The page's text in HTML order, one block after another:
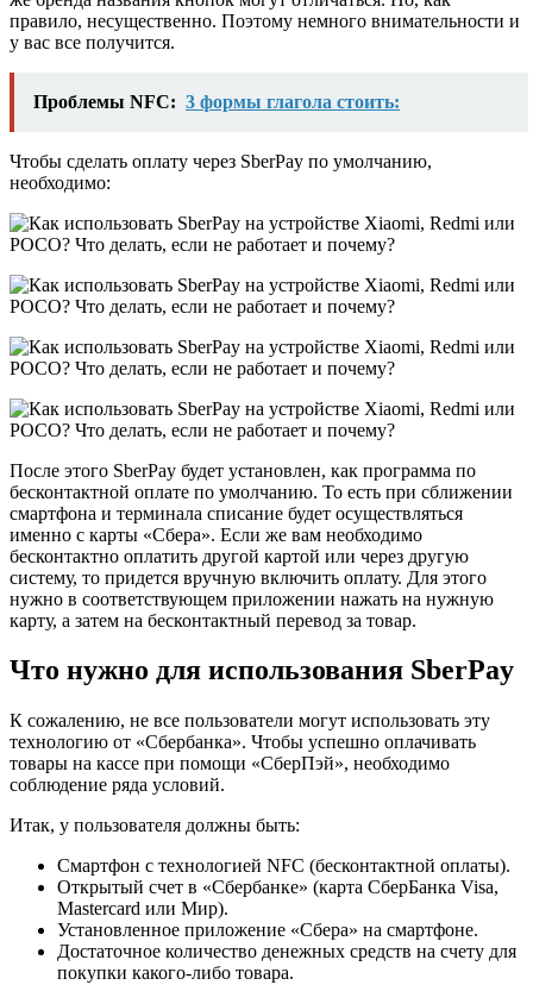
правило, несущественно. Поэтому немного внимательности и
у вас все получится.
Проблемы NFC: 3 формы глагола стоить:
Чтобы сделать оплату через SberPay по умолчанию,
необходимо:
После этого SberPay будет установлен, как программа по
бесконтактной оплате по умолчанию. То есть при сближении
смартфона и терминала списание будет осуществляться
именно с карты «Сбера». Если же вам необходимо
бесконтактно оплатить другой картой или через другую
систему, то придется вручную включить оплату. Для этого
нужно в соответствующем приложении нажать на нужную
карту, а затем на бесконтактный перевод за товар.
Что нужно для использования SberPay
К сожалению, не все пользователи могут использовать эту
технологию от «Сбербанка». Чтобы успешно оплачивать
товары на кассе при помощи «СберПэй», необходимо
соблюдение ряда условий.
Итак, у пользователя должны быть:
Смартфон с технологией NFC (бесконтактной оплаты).
Открытый счет в «Сбербанке» (карта СберБанка Visa,
Mastercard или Мир).
Установленное приложение «Сбера» на смартфоне.
Достаточное количество денежных средств на счету для
покупки какого-либо товара.